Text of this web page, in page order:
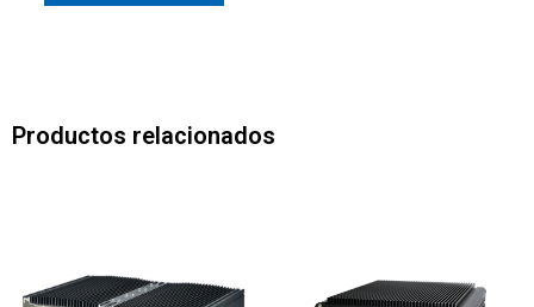
Productos relacionados